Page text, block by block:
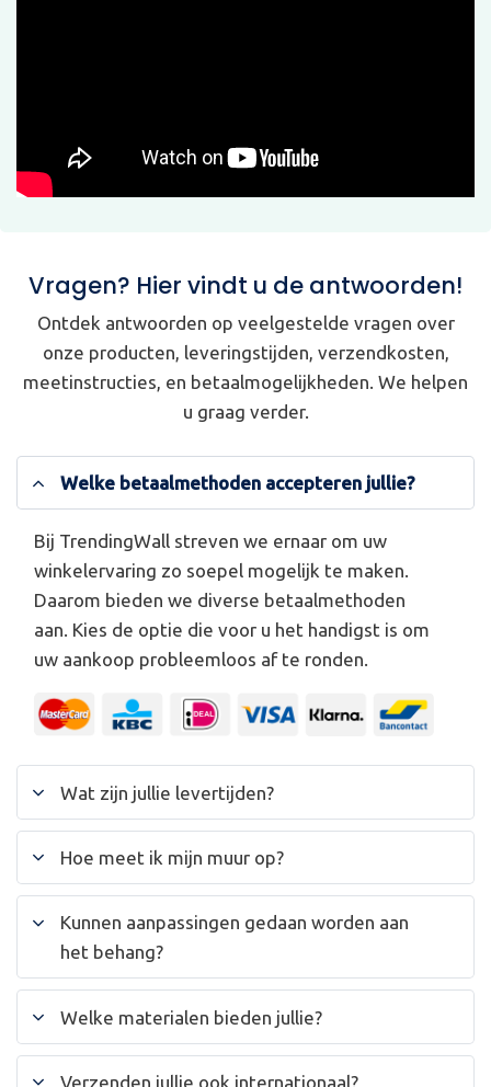
Vragen? Hier vindt u de antwoorden!
Ontdek antwoorden op veelgestelde vragen over
onze producten, leveringstijden, verzendkosten,
meetinstructies, en betaalmogelijkheden. We helpen
u graag verder.
Welke betaalmethoden accepteren jullie?
Bij TrendingWall streven we ernaar om uw
winkelervaring zo soepel mogelijk te maken.
Daarom bieden we diverse betaalmethoden
aan. Kies de optie die voor u het handigst is om
uw aankoop probleemloos af te ronden.
Wat zijn jullie levertijden?
Hoe meet ik mijn muur op?
Kunnen aanpassingen gedaan worden aan
het behang?
Welke materialen bieden jullie?
Verzenden jullie ook internationaal?